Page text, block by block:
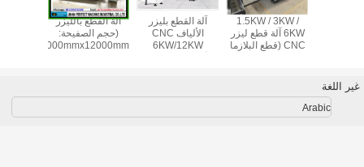
آلة القطع بالليزر
(حجم الصفيحة:
2000mmx12000mm)
آلة القطع بليزر
الألياف CNC
6KW/12KW
1.5KW / 3KW /
6KW آلة قطع ليزر
CNC (قطع البلازما
غير اللغة
Arabic